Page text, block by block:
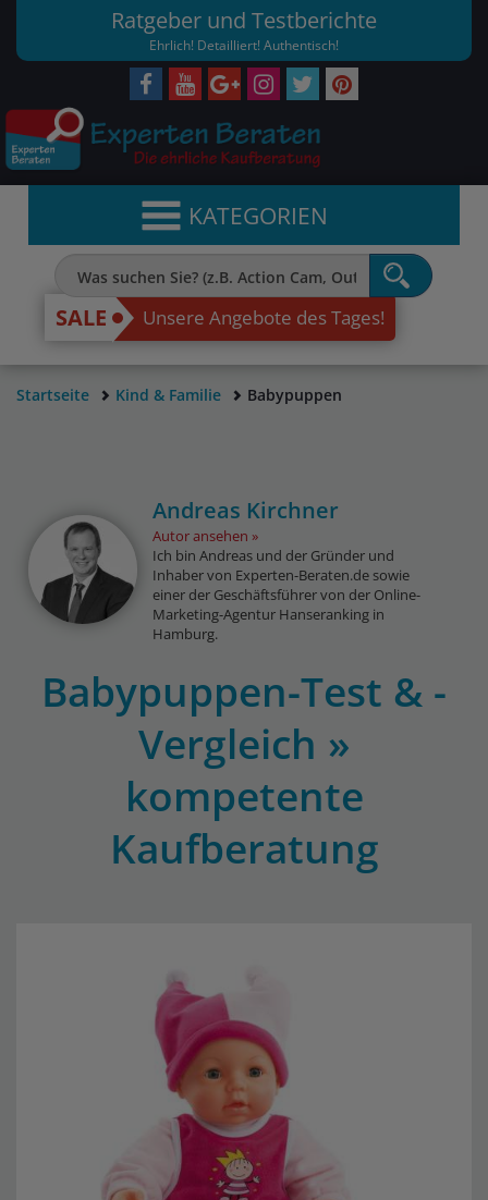
Ratgeber und Testberichte
Ehrlich! Detailliert! Authentisch!
KATEGORIEN
SALE Unsere Angebote des Tages!
Startseite Kind & Familie Babypuppen
Andreas Kirchner
Autor ansehen
Ich bin Andreas und der Gründer und
Inhaber von Experten-Beraten.de sowie
einer der Geschäftsführer von der Online-
Marketing-Agentur Hanseranking in
Hamburg.
Babypuppen-Test & -
Vergleich »
kompetente
Kaufberatung